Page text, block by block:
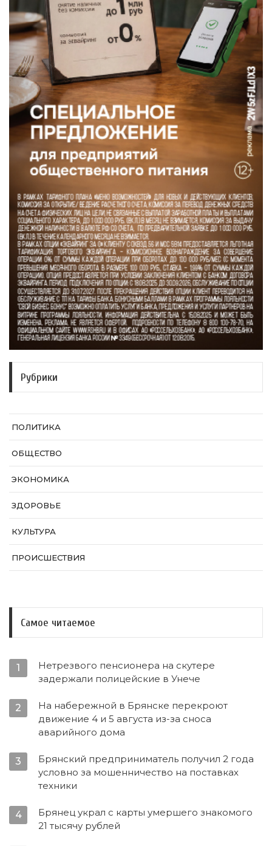
Рубрики
ПОЛИТИКА
ОБЩЕСТВО
ЭКОНОМИКА
ЗДОРОВЬЕ
КУЛЬТУРА
ПРОИСШЕСТВИЯ
Самое читаемое
1
Нетрезвого пенсионера на скутере
задержали полицейские в Унече
2
На набережной в Брянске перекроют
движение 4 и 5 августа из-за сноса
аварийного дома
3
Брянский предприниматель получил 2 года
условно за мошенничество на поставках
техники
4
Брянец украл с карты умершего знакомого
21 тысячу рублей